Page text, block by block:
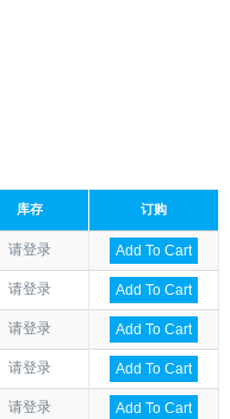
库存 订购
请登录 Add To Cart
请登录 Add To Cart
请登录 Add To Cart
请登录 Add To Cart
请登录 Add To Cart